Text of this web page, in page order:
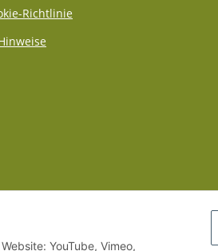
Richtlinie
YouTube, Vimeo,